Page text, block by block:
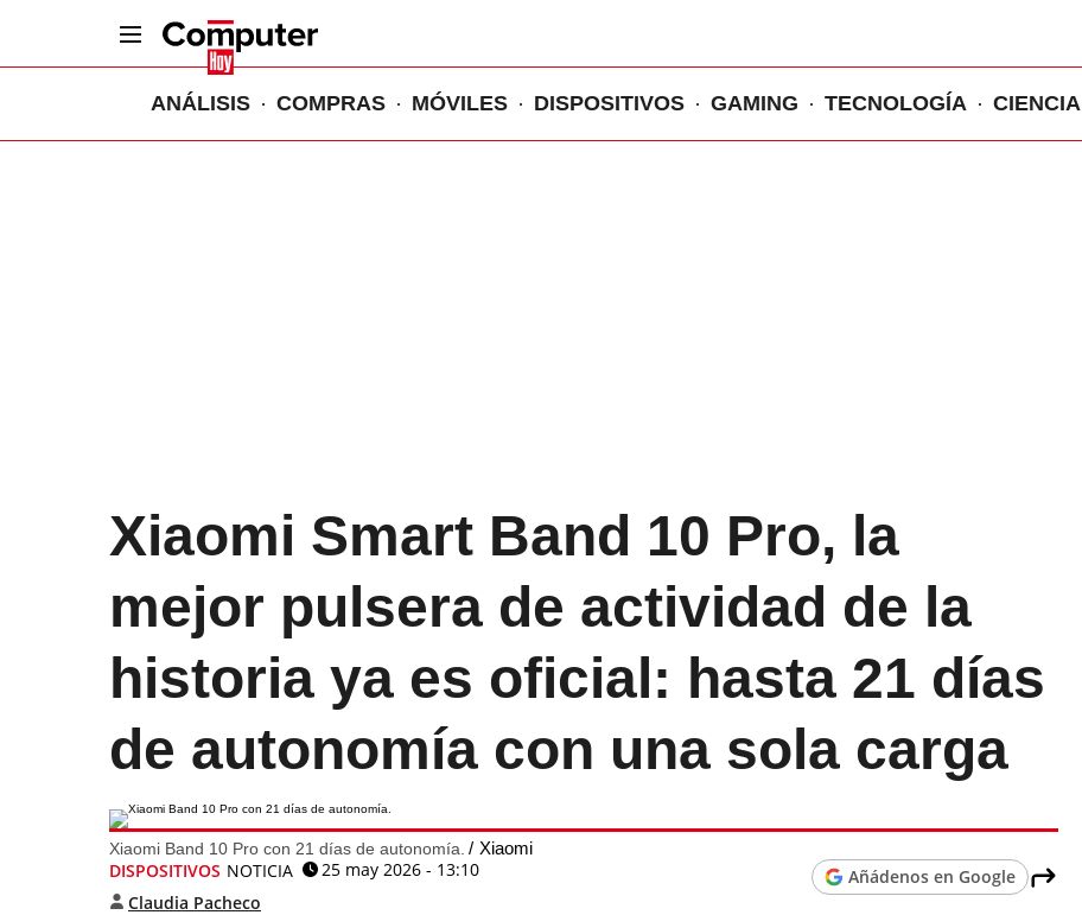
ANÁLISIS COMPRAS MÓVILES DISPOSITIVOS GAMING TECNOLOGÍA CIENCIA
Xiaomi Smart Band 10 Pro, la
mejor pulsera de actividad de la
historia ya es oficial: hasta 21 días
de autonomía con una sola carga
Xiaomi Band 10 Pro con 21 días de autonomía. Xiaomi
DISPOSITIVOS NOTICIA
25 may 2026 - 13:10
Claudia Pacheco
Añádenos en Google